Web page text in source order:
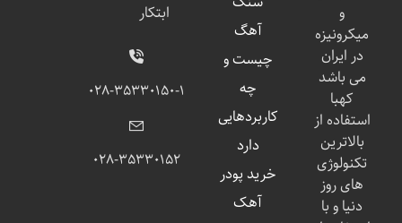
و
میکرونیزه
در ایران
می باشد
کهبا
استفاده از
بالاترین
تکنولوژی
های روز
دنیا و با
آهگ
چیست و
چه
کاربردهایی
دارد
خرید پودر
آهک
ابتکار
۰۲۸-۳۵۳۳۰۱۵۰-۱
۰۲۸-۳۵۳۳۰۱۵۲